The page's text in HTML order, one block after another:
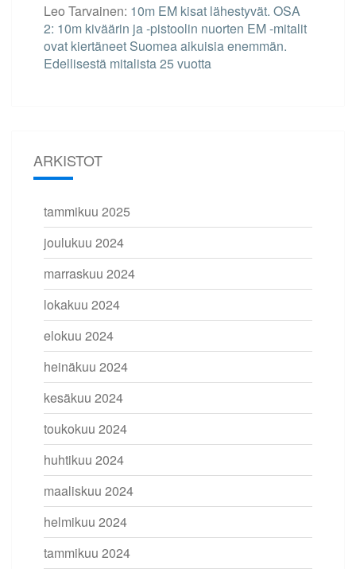
Leo Tarvainen: 10m EM kisat lähestyvät. OSA
2: 10m kiväärin ja -pistoolin nuorten EM -mitalit
ovat kiertäneet Suomea aikuisia enemmän.
Edellisestä mitalista 25 vuotta
ARKISTOT
tammikuu 2025
joulukuu 2024
marraskuu 2024
lokakuu 2024
elokuu 2024
heinäkuu 2024
kesäkuu 2024
toukokuu 2024
huhtikuu 2024
maaliskuu 2024
helmikuu 2024
tammikuu 2024